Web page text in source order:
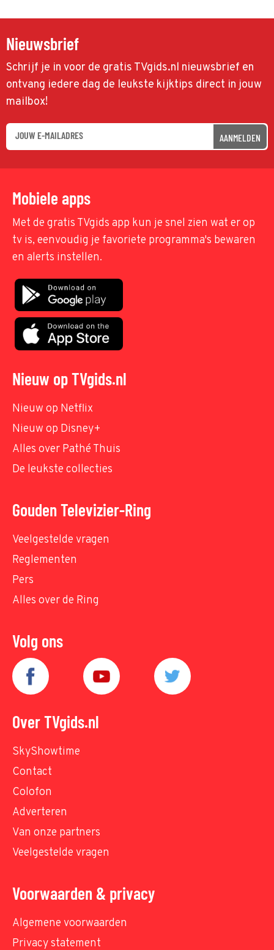
Nieuwsbrief
Schrijf je in voor de gratis TVgids.nl nieuwsbrief en
ontvang iedere dag de leukste kijktips direct in jouw
mailbox!
AANMELDEN
Mobiele apps
Met de gratis TVgids app kun je snel zien wat er op
tv is, eenvoudig je favoriete programma's bewaren
en alerts instellen.
Nieuw op TVgids.nl
Nieuw op Netflix
Nieuw op Disney+
Alles over Pathé Thuis
De leukste collecties
Gouden Televizier-Ring
Veelgestelde vragen
Reglementen
Pers
Alles over de Ring
Volg ons
Over TVgids.nl
SkyShowtime
Contact
Colofon
Adverteren
Van onze partners
Veelgestelde vragen
Voorwaarden & privacy
Algemene voorwaarden
Privacy statement